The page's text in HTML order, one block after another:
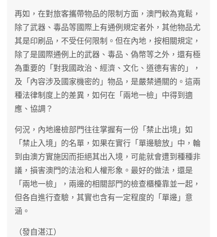
再如，在對旅客攜帶物品的限制方面，澳門較為寬鬆，
除了武器、毒品等國際上有通例規定者外，其他物品尤
其是印刷品，不受任何限制。但在內地，按相關規定，
除了是國際通例上的武器、毒品、偽幣等之外，還有極
為重要的「對我國政治、經濟、文化、道德有害的」，
及「內容涉及國家機密的」物品，是嚴禁通關的。這兩
種法律制度上的差異，如何在「兩地一檢」中得到適
應、協調？
何況，內地邊檢部門往往掌握有一份「禁止出境」如
「禁止入境」的名單，如果在實行「單邊驗放」中，輪
到由澳方實施因而拒絕其出入境，可能就會遭到種種非
議，損害澳門的法治和人權形象。最好的做法，還是
「兩地一檢」，兩邊的相關部門的檢查櫃檯靠並一起，
但各自進行查驗，其實也含有一定程度的「單邊」意
涵。
（發自湛江）